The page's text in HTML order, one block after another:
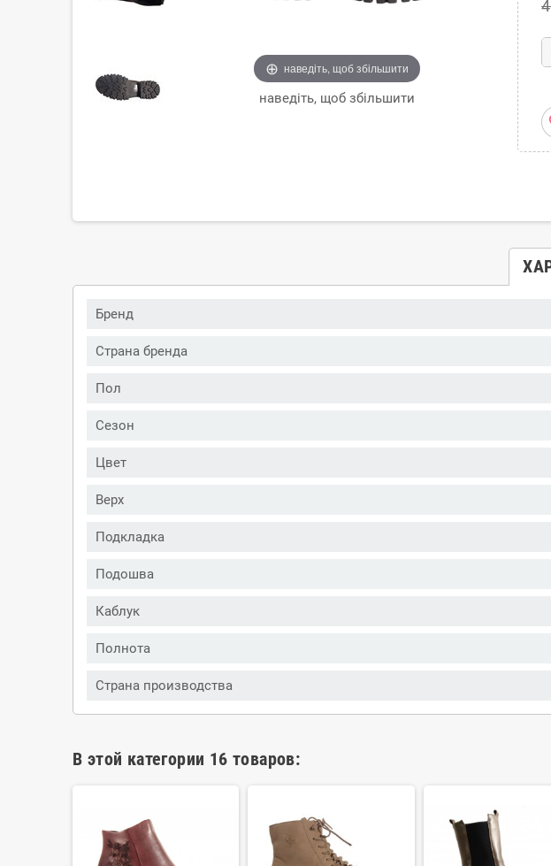
наведіть, щоб збільшити
наведіть, щоб збільшити
Бренд
Страна бренда
Пол
Сезон
Цвет
Верх
Подкладка
Подошва
Каблук
Полнота
Страна производства
В этой категории 16 товаров: